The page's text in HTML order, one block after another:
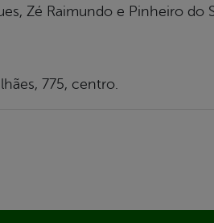
Zé Raimundo e Pinheiro do
775, centro.